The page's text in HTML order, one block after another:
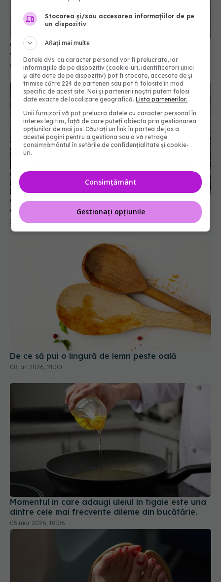
Ce să nu mai bagi niciodată în mașina de spălat
vase
08 ian 2026, 19:02
Cum să scapi corect de calusurile de pe picioare.
Ce spun medicii
26 apr 2026, 19:00
De ce să pui o lingură de lemn peste oală
08 ian 2026, 21:00
Momentul în care adaugi uleiul în tigaie este una
dintre cele mai frecvente dileme din bucătărie.
05 mar 2026, 18:06
Stocarea și/sau accesarea informațiilor de pe
un dispozitiv
Aflați mai multe
Datele dvs. cu caracter personal vor fi prelucrate, iar
informațiile de pe dispozitiv (cookie-uri, identificatori unici
și alte date de pe dispozitiv) pot fi stocate, accesate de și
trimise către 224 de parteneri sau pot fi folosite în mod
specific de acest site. Noi și partenerii noștri putem folosi
date exacte de localizare geografică.Lista partenerilor.
Unii furnizori vă pot prelucra datele cu caracter personal în
interes legitim, față de care puteți obiecta prin gestionarea
opțiunilor de mai jos. Căutați un link în partea de jos a
acestei pagini pentru a gestiona sau a vă retrage
consimțământul în setările de confidențialitate și cookie-
uri.
Consimțământ
Gestionați opțiunile